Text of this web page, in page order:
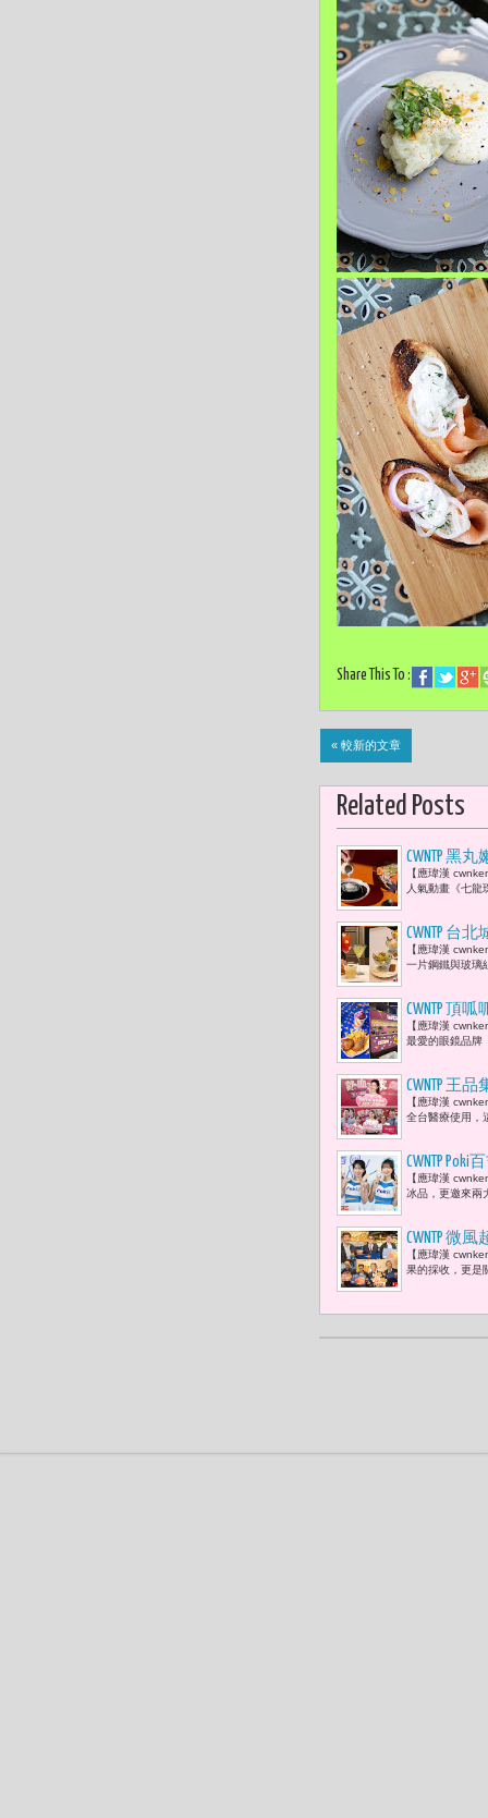
Share This To :
« 較新的文章
Related Posts
CWNTP 黑
亞人來襲
【應瑋漢
人氣動畫《七龍
CWNTP 台
【應瑋漢
一片鋼鐵與玻璃
CWNTP 頂
泥及聯名
【應瑋漢
最愛的眼鏡品牌
CWNTP 王
餐「愛心5
【應瑋漢
全台醫療使用，
CWNTP
生。」
【應瑋漢
冰品，更邀來兩
CWNTP 微
團，啟動
【應瑋漢
果的採收，更是